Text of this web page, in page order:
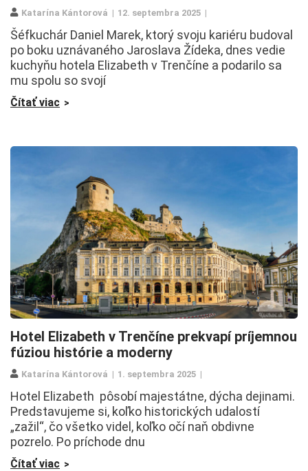
Katarína Kántorová 12. septembra 2025
Šéfkuchár Daniel Marek, ktorý svoju kariéru budoval
po boku uznávaného Jaroslava Žídeka, dnes vedie
kuchyňu hotela Elizabeth v Trenčíne a podarilo sa
mu spolu so svojí
Čítať viac
Hotel Elizabeth v Trenčíne prekvapí príjemnou
fúziou histórie a moderny
Katarína Kántorová 1. septembra 2025
Hotel Elizabeth pôsobí majestátne, dýcha dejinami.
Predstavujeme si, koľko historických udalostí
„zažil“, čo všetko videl, koľko očí naň obdivne
pozrelo. Po príchode dnu
Čítať viac